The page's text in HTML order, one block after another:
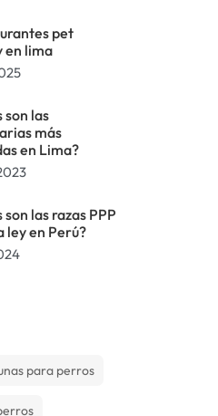
pet
en lima
son las
más
en Lima?
son las razas PPP
ley en Perú?
para perros